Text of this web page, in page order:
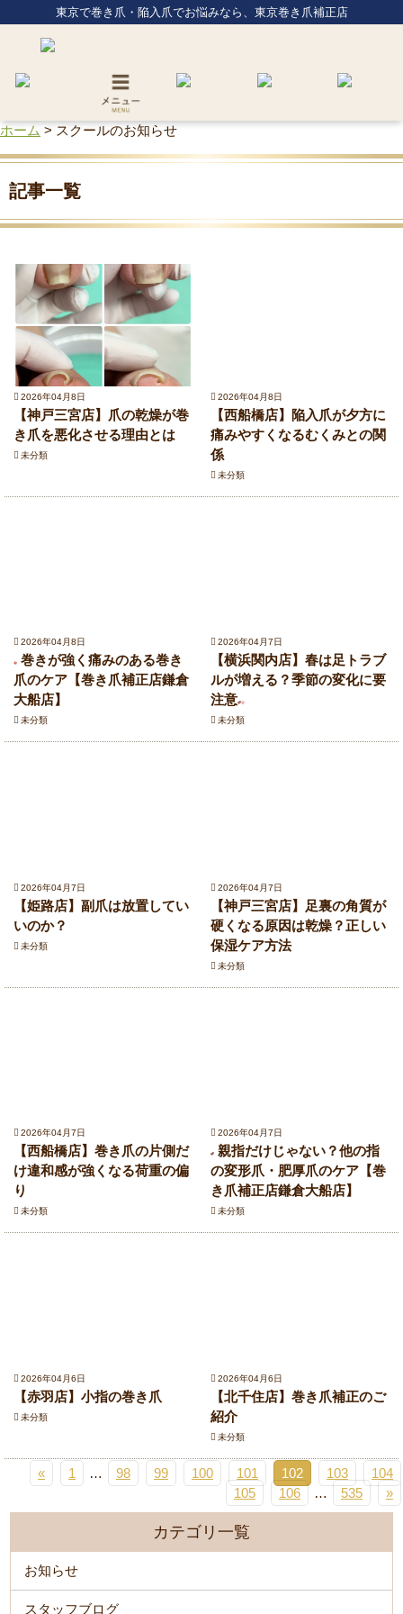
東京で巻き爪・陥入爪でお悩みなら、東京巻き爪補正店
ホーム > スクールのお知らせ
記事一覧
2026年04月8日
【神戸三宮店】爪の乾燥が巻
き爪を悪化させる理由とは
未分類
2026年04月8日
【西船橋店】陥入爪が夕方に
痛みやすくなるむくみとの関
係
未分類
2026年04月8日
巻きが強く痛みのある巻き
爪のケア【巻き爪補正店鎌倉
大船店】
未分類
2026年04月7日
【横浜関内店】春は足トラブ
ルが増える？季節の変化に要
注意
未分類
2026年04月7日
【姫路店】副爪は放置してい
いのか？
未分類
2026年04月7日
【神戸三宮店】足裏の角質が
硬くなる原因は乾燥？正しい
保湿ケア方法
未分類
2026年04月7日
【西船橋店】巻き爪の片側だ
け違和感が強くなる荷重の偏
り
未分類
2026年04月7日
親指だけじゃない？他の指
の変形爪・肥厚爪のケア【巻
き爪補正店鎌倉大船店】
未分類
2026年04月6日
【赤羽店】小指の巻き爪
未分類
2026年04月6日
【北千住店】巻き爪補正のご
紹介
未分類
« 1 … 98 99 100 101 102 103
104
105
106 … 535 »
カテゴリ一覧
お知らせ
スタッフブログ